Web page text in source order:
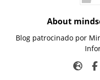
About
Blog patrocinado por